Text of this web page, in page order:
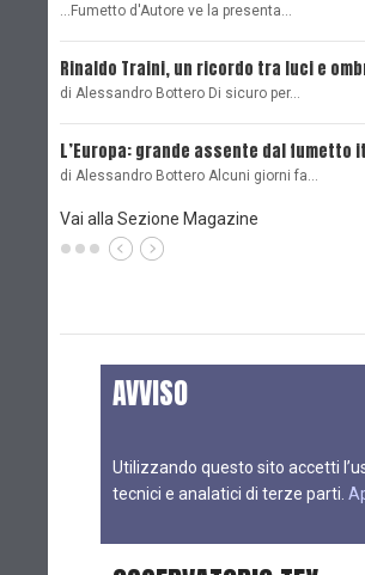
...Fumetto d'Autore ve la presenta…
Rinaldo Traini, un ricordo tra luci e
di Alessandro Bottero Di sicuro per…
L’Europa: grande assente dal fumetto
di Alessandro Bottero Alcuni giorni fa…
Vai alla Sezione Magazine
AVVISO
Utilizzando questo sito accetti
tecnici e analatici di terze parti.